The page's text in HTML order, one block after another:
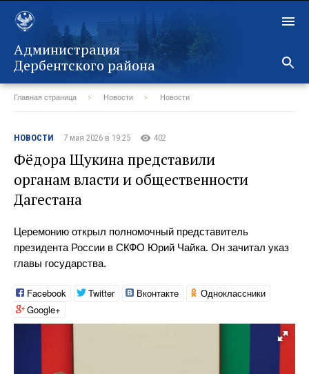
Администрация
Дербентского района
Главная страница Новости Новости
НОВОСТИ 7 мая 2026 в 19:25 402
Фёдора Щукина представили
органам власти и общественности
Дагестана
Церемонию открыл полномочный представитель
президента России в СКФО Юрий Чайка. Он зачитал указ
главы государства.
Facebook Twitter Вконтакте
Одноклассники
Google+